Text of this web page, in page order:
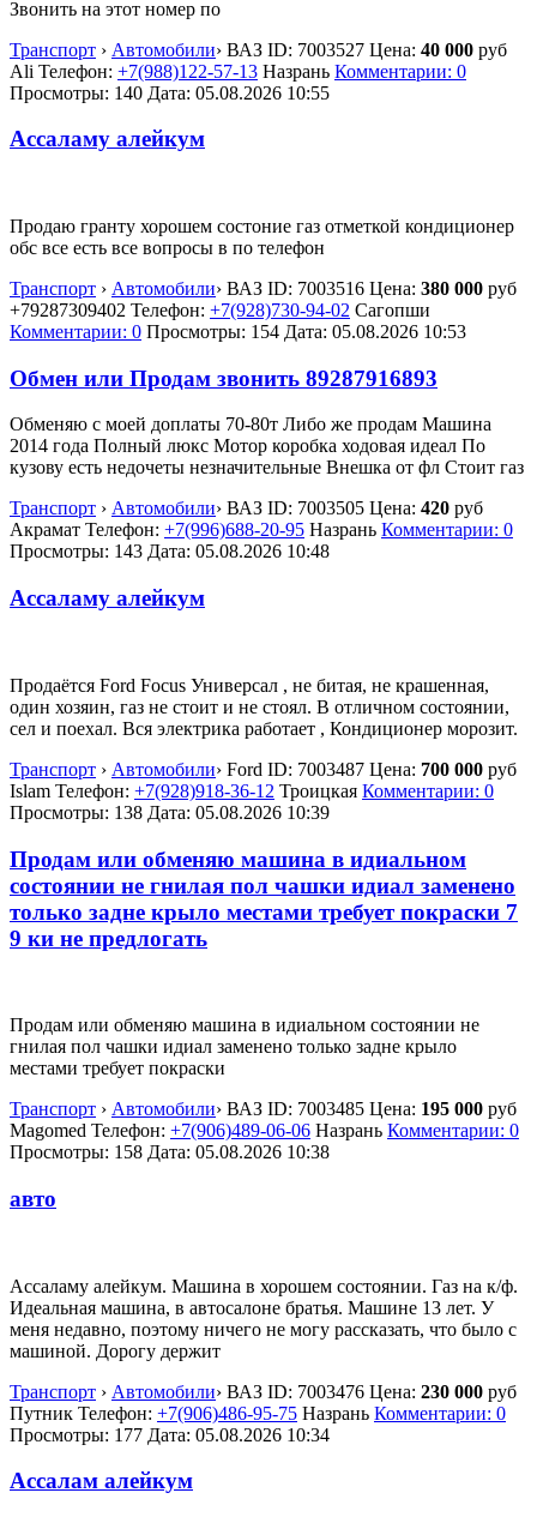
Звонить на этот номер по
Транспорт › Автомобили› ВАЗ ID: 7003527 Цена: 40 000 руб
Ali Телефон: +7(988)122-57-13 Назрань Комментарии: 0
Просмотры: 140 Дата: 05.08.2026 10:55
Ассаламу алейкум
Продаю гранту хорошем состоние газ отметкой кондиционер
обс все есть все вопросы в по телефон
Транспорт › Автомобили› ВАЗ ID: 7003516 Цена: 380 000 руб
+79287309402 Телефон: +7(928)730-94-02 Сагопши
Комментарии: 0 Просмотры: 154 Дата: 05.08.2026 10:53
Обмен или Продам звонить 89287916893
Обменяю с моей доплаты 70-80т Либо же продам Машина
2014 года Полный люкс Мотор коробка ходовая идеал По
кузову есть недочеты незначительные Внешка от фл Стоит газ
Транспорт › Автомобили› ВАЗ ID: 7003505 Цена: 420 руб
Акрамат Телефон: +7(996)688-20-95 Назрань Комментарии: 0
Просмотры: 143 Дата: 05.08.2026 10:48
Ассаламу алейкум
Продаётся Ford Focus Универсал , не битая, не крашенная,
один хозяин, газ не стоит и не стоял. В отличном состоянии,
сел и поехал. Вся электрика работает , Кондиционер морозит.
Транспорт › Автомобили› Ford ID: 7003487 Цена: 700 000 руб
Islam Телефон: +7(928)918-36-12 Троицкая Комментарии: 0
Просмотры: 138 Дата: 05.08.2026 10:39
Продам или обменяю машина в идиальном
состоянии не гнилая пол чашки идиал заменено
только задне крыло местами требует покраски 7
9 ки не предлогать
Продам или обменяю машина в идиальном состоянии не
гнилая пол чашки идиал заменено только задне крыло
местами требует покраски
Транспорт › Автомобили› ВАЗ ID: 7003485 Цена: 195 000 руб
Magomed Телефон: +7(906)489-06-06 Назрань Комментарии: 0
Просмотры: 158 Дата: 05.08.2026 10:38
авто
Ассаламу алейкум. Машина в хорошем состоянии. Газ на к/ф.
Идеальная машина, в автосалоне братья. Машине 13 лет. У
меня недавно, поэтому ничего не могу рассказать, что было с
машиной. Дорогу держит
Транспорт › Автомобили› ВАЗ ID: 7003476 Цена: 230 000 руб
Путник Телефон: +7(906)486-95-75 Назрань Комментарии: 0
Просмотры: 177 Дата: 05.08.2026 10:34
Ассалам алейкум